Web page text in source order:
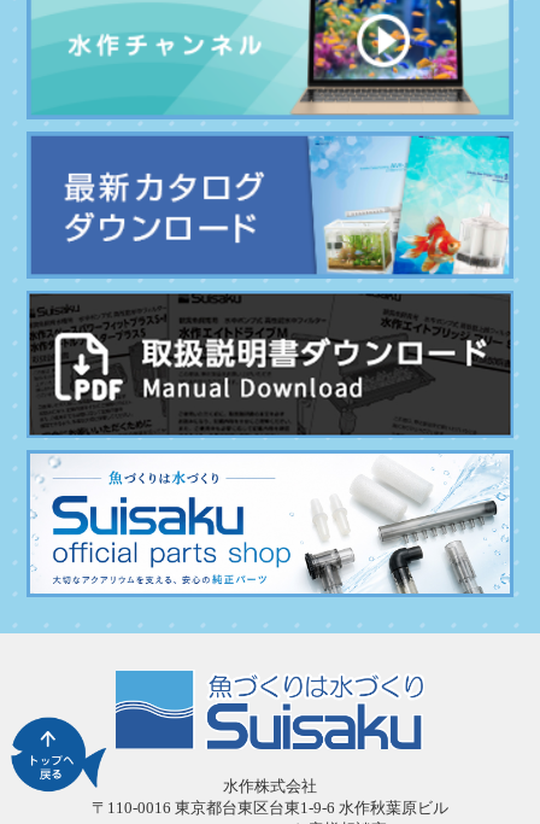
水作株式会社
〒110-0016 東京都台東区台東1-9-6 水作秋葉原ビル